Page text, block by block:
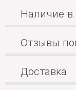
Наличие в
Отзывы
Доставка